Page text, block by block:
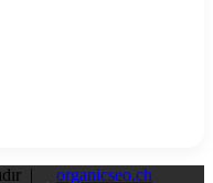
|
organicseo.ch